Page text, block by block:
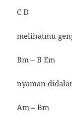
C D
melihatmu
Bm – B Em
nyaman
Am – Bm